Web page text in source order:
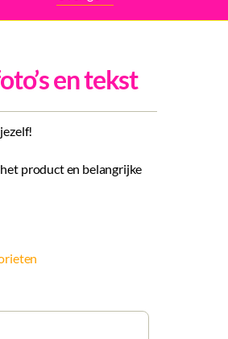
en tekst
product en belangrijke